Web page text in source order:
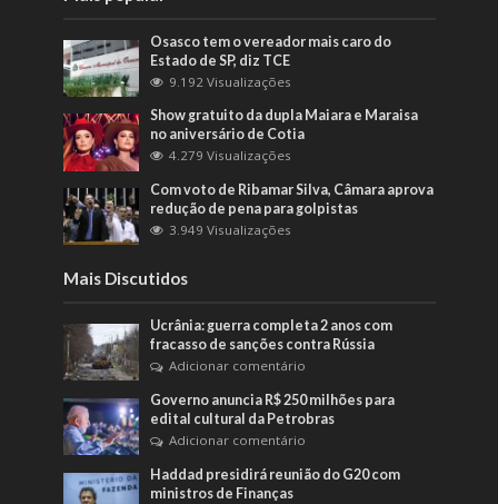
Osasco tem o vereador mais caro do
Estado de SP, diz TCE
9.192 Visualizações
Show gratuito da dupla Maiara e Maraisa
no aniversário de Cotia
4.279 Visualizações
Com voto de Ribamar Silva, Câmara aprova
redução de pena para golpistas
3.949 Visualizações
Mais Discutidos
Ucrânia: guerra completa 2 anos com
fracasso de sanções contra Rússia
Adicionar comentário
Governo anuncia R$ 250 milhões para
edital cultural da Petrobras
Adicionar comentário
Haddad presidirá reunião do G20 com
ministros de Finanças